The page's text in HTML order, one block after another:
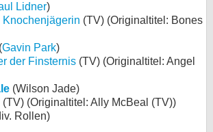
Lidner)
Knochenjägerin (TV) (Originaltitel: Bones
(Gavin Park)
der Finsternis (TV) (Originaltitel: Angel
(Wilson Jade)
(TV) (Originaltitel: Ally McBeal (TV))
Rollen)